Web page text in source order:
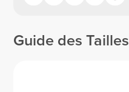
Guide des Tailles